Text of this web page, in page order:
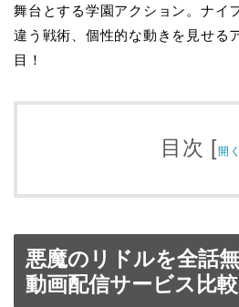
舞台とする学園アクション。ナイ
違う戦術、個性的な動きを見せる
目！
目次 [開く
悪魔のリドルを全話
動画配信サービス比較